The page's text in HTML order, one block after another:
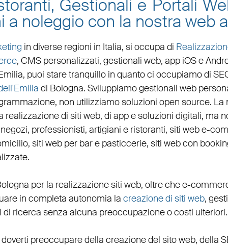
Gestionali e Portali
noleggio con la nostra web
in diverse regioni in Italia, si occupa di
, CMS personalizzati, gestionali web, app iOS e
, puoi stare tranquillo in quanto ci occupiamo di
di Bologna. Sviluppiamogestionali web
non utilizziamo soluzioni open source.
di siti web, di app e soluzioni digitali, ma
negozi, professionisti, artigiani e ristoranti, siti web e-
, siti web per bare pasticcerie, siti web con
.
per la realizzazione siti web, oltre chee-
in completa autonomia la creazione di siti web,
ricerca senza alcuna preoccupazione o costi ulteriori.
preoccupare della creazione del sito web, della